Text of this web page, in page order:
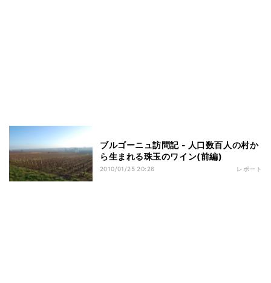
ブルゴーニュ訪問記 - 人口数百人の村か
ら生まれる珠玉のワイン(前編)
2010/01/25 20:26 レポート